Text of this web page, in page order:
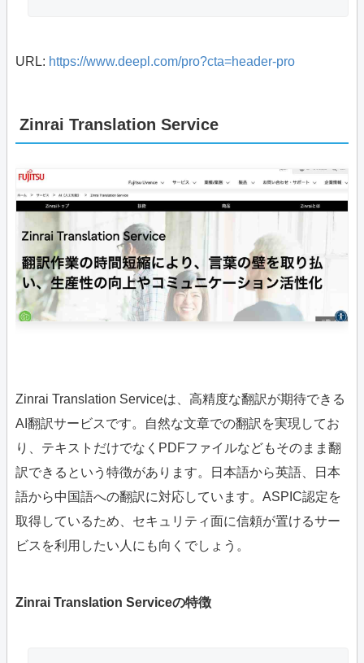
URL: https://www.deepl.com/pro?cta=header-pro
Zinrai Translation Service
Zinrai Translation Serviceは、高精度な翻訳が期待できる
AI翻訳サービスです。自然な文章での翻訳を実現してお
り、テキストだけでなくPDFファイルなどもそのまま翻
訳できるという特徴があります。日本語から英語、日本
語から中国語への翻訳に対応しています。ASPIC認定を
取得しているため、セキュリティ面に信頼が置けるサー
ビスを利用したい人にも向くでしょう。
Zinrai Translation Serviceの特徴